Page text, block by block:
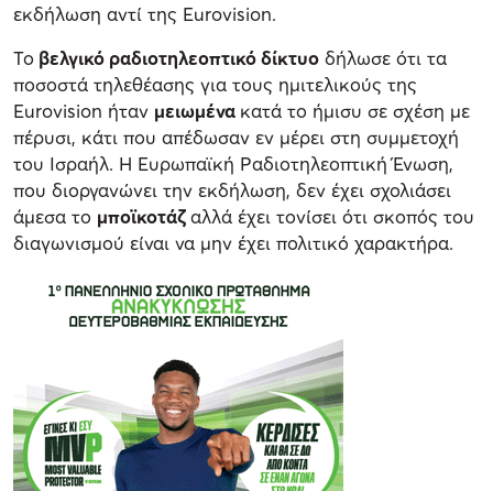
εκδήλωση αντί της Eurovision.
Το βελγικό ραδιοτηλεοπτικό δίκτυο δήλωσε ότι τα
ποσοστά τηλεθέασης για τους ημιτελικούς της
Eurovision ήταν μειωμένα κατά το ήμισυ σε σχέση με
πέρυσι, κάτι που απέδωσαν εν μέρει στη συμμετοχή
του Ισραήλ. Η Ευρωπαϊκή Ραδιοτηλεοπτική Ένωση,
που διοργανώνει την εκδήλωση, δεν έχει σχολιάσει
άμεσα το μποϊκοτάζαλλά έχει τονίσει ότι σκοπός του
διαγωνισμού είναι να μην έχει πολιτικό χαρακτήρα.